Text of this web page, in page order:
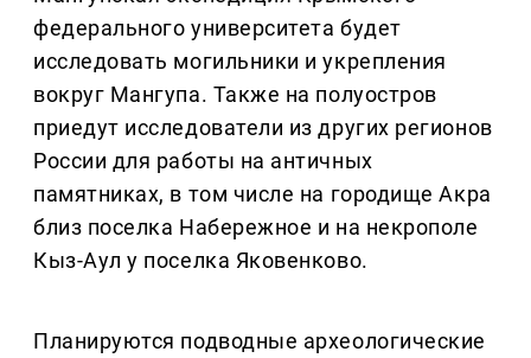
федерального университета будет
исследовать могильники и укрепления
вокруг Мангупа. Также на полуостров
приедут исследователи из других регионов
России для работы на античных
памятниках, в том числе на городище Акра
близ поселка Набережное и на некрополе
Кыз-Аул у поселка Яковенково.
Планируются подводные археологические